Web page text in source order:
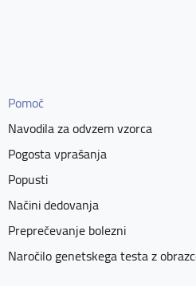
Pomoč
Navodila za odvzem vzorca
Pogosta vprašanja
Popusti
Načini dedovanja
Preprečevanje bolezni
Naročilo genetskega testa z